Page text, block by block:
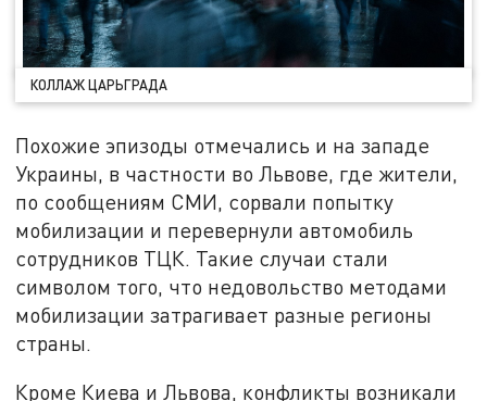
КОЛЛАЖ ЦАРЬГРАДА
Похожие эпизоды отмечались и на западе
Украины, в частности во Львове, где жители,
по сообщениям СМИ, сорвали попытку
мобилизации и перевернули автомобиль
сотрудников ТЦК. Такие случаи стали
символом того, что недовольство методами
мобилизации затрагивает разные регионы
страны.
Кроме Киева и Львова, конфликты возникали